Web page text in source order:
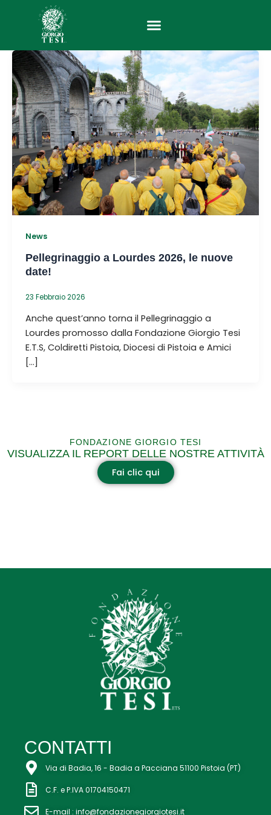
contenuto
News
Pellegrinaggio a Lourdes 2026, le nuove
date!
23 Febbraio 2026
Anche quest’anno torna il Pellegrinaggio a
Lourdes promosso dalla Fondazione Giorgio Tesi
E.T.S, Coldiretti Pistoia, Diocesi di Pistoia e Amici
[…]
FONDAZIONE GIORGIO TESI
VISUALIZZA IL REPORT DELLE NOSTRE ATTIVITÀ
Fai clic qui
CONTATTI
Via di Badia, 16 - Badia a Pacciana 51100 Pistoia (PT)​
C.F. e P.IVA 01704150471
E-mail : info@fondazionegiorgiotesi.it